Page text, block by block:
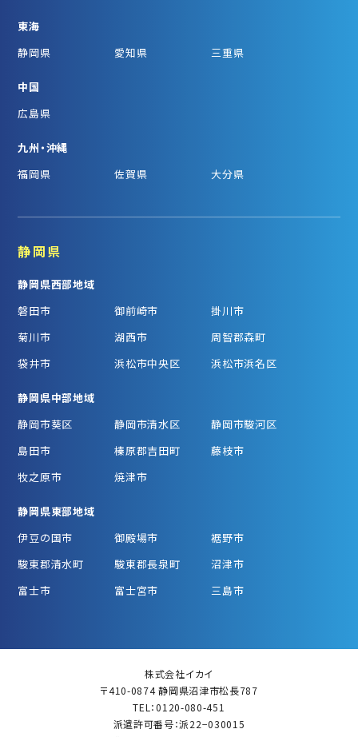
東海
静岡県
愛知県 三重県
中国
広島県
九州・沖縄
福岡県
佐賀県 大分県
静岡県
静岡県西部地域
磐田市
御前崎市
掛川市
菊川市
湖西市
周智郡森町
袋井市
浜松市中央区 浜松市浜名区
静岡県中部地域
静岡市葵区
静岡市清水区
静岡市駿河区
島田市
榛原郡吉田町
藤枝市
牧之原市
焼津市
静岡県東部地域
伊豆の国市
御殿場市
裾野市
駿東郡清水町
駿東郡長泉町
沼津市
富士市
富士宮市 三島市
株式会社イカイ
〒410-0874 静岡県沼津市松長787
TEL：0120-080-451
派遣許可番号：派22−030015